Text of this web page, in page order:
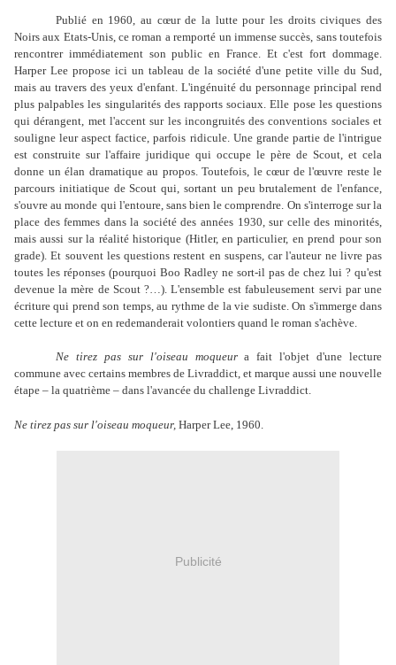
Publié en 1960, au cœur de la lutte pour les droits civiques des
Noirs aux Etats-Unis, ce roman a remporté un immense succès, sans toutefois
rencontrer immédiatement son public en France. Et c'est fort dommage.
Harper Lee propose ici un tableau de la société d'une petite ville du Sud,
mais au travers des yeux d'enfant. L'ingénuité du personnage principal rend
plus palpables les singularités des rapports sociaux. Elle pose les questions
qui dérangent, met l'accent sur les incongruités des conventions sociales et
souligne leur aspect factice, parfois ridicule. Une grande partie de l'intrigue
est construite sur l'affaire juridique qui occupe le père de Scout, et cela
donne un élan dramatique au propos. Toutefois, le cœur de l'œuvre reste le
parcours initiatique de Scout qui, sortant un peu brutalement de l'enfance,
s'ouvre au monde qui l'entoure, sans bien le comprendre. On s'interroge sur la
place des femmes dans la société des années 1930, sur celle des minorités,
mais aussi sur la réalité historique (Hitler, en particulier, en prend pour son
grade). Et souvent les questions restent en suspens, car l'auteur ne livre pas
toutes les réponses (pourquoi Boo Radley ne sort-il pas de chez lui ? qu'est
devenue la mère de Scout ?…). L'ensemble est fabuleusement servi par une
écriture qui prend son temps, au rythme de la vie sudiste. On s'immerge dans
cette lecture et on en redemanderait volontiers quand le roman s'achève.
Ne tirez pas sur l'oiseau moqueura fait l'objet d'une lecture
commune avec certains membres de Livraddict, et marque aussi une nouvelle
étape – la quatrième – dans l'avancée du challenge Livraddict.
Ne tirez pas sur l'oiseau moqueur, Harper Lee, 1960.
Publicité